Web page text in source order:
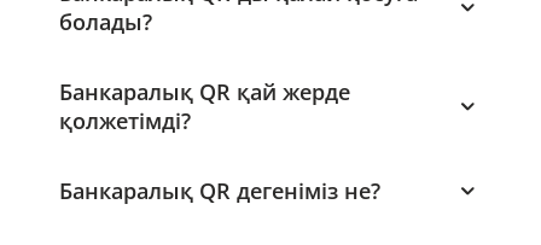
болады?
Банкаралық QR қай жерде
қолжетімді?
Банкаралық QR дегеніміз не?